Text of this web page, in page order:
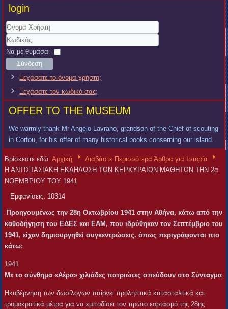
login
Όνομα
Χρήστη
Κωδικός
Να με θυμάσαι
Σύνδεση
Ξεχάσατε το όνομα χρήστη;
Ξεχάσατε τον κωδικό σας;
OFFER TO THE MUSEUM
We warmly thank Mr Angelo Lavrano, grandson of the Chief of scouting
in Corfou, for his offer of many historical books conserning our island.
Βρίσκεστε εδώ:Αρχική
Διαβάστε Περισσότερα Άρθρα για Ιστορία
Η ΑΝΤΙΣΤΑΣΙΑΚΗ ΕΚΔΗΛΩΣΗ ΤΩΝ ΚΕΡΚΥΡΑΙΩΝ ΜΑΘΗΤΩΝ ΤΗΝ 2α
ΝΟΕΜΒΡΙΟΥ ΤΟΥ 1941
Εμφανίσεις: 10314
Προηγουμένως την 28η Οκτωβρίου 1941 στην Αθήνα, κάτω από την
καθοδήγηση του ΕΔΕΣ και ΕΑΜ, που ιδρύθηκαν τον Σεπτέμβριο του
1941, είχαν δημιουργηθεί συγκεντρώσεις. όπως περιγράφονται πιο
κάτω:
1941
Με το σύνθημα «Αέρα» χιλιάδες πατριώτες σπεύδουν στο Σύνταγμα
Ηκυβέρνηση των δωσίλογων παίρνει προληπτικά κατασταλτικά και
τρομοκρατικά μέτρα για να εμποδίσει τον πρώτο εορτασμό της 28ης